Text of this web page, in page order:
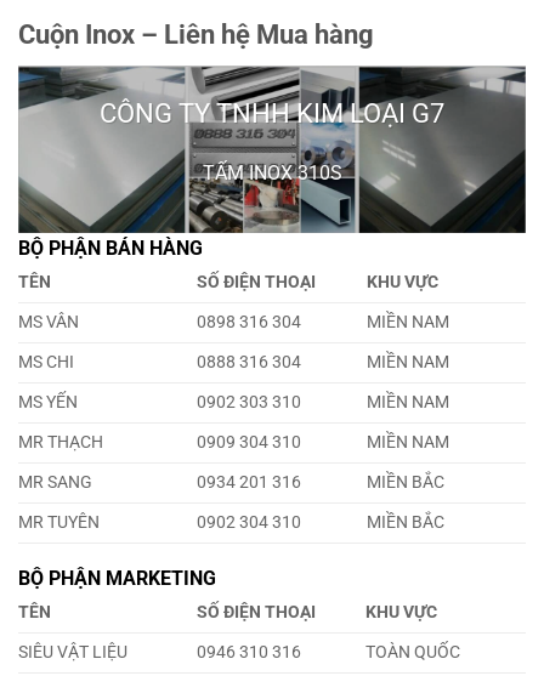
Cuộn Inox – Liên hệ Mua hàng
CÔNG TY TNHH KIM LOẠI G7
TẤM INOX 310S
BỘ PHẬN BÁN HÀNG
TÊN SỐ ĐIỆN THOẠI
KHU VỰC
MS VÂN
0898 316 304
MIỀN NAM
MS CHI
0888 316 304
MIỀN NAM
MS YẾN
0902 303 310
MIỀN NAM
MR THẠCH
0909 304 310
MIỀN NAM
MR SANG
0934 201 316
MIỀN BẮC
MR TUYÊN
0902 304 310 MIỀN BẮC
BỘ PHẬN MARKETING
TÊN SỐ ĐIỆN THOẠI
KHU VỰC
SIÊU VẬT LIỆU
0946 310 316 TOÀN QUỐC